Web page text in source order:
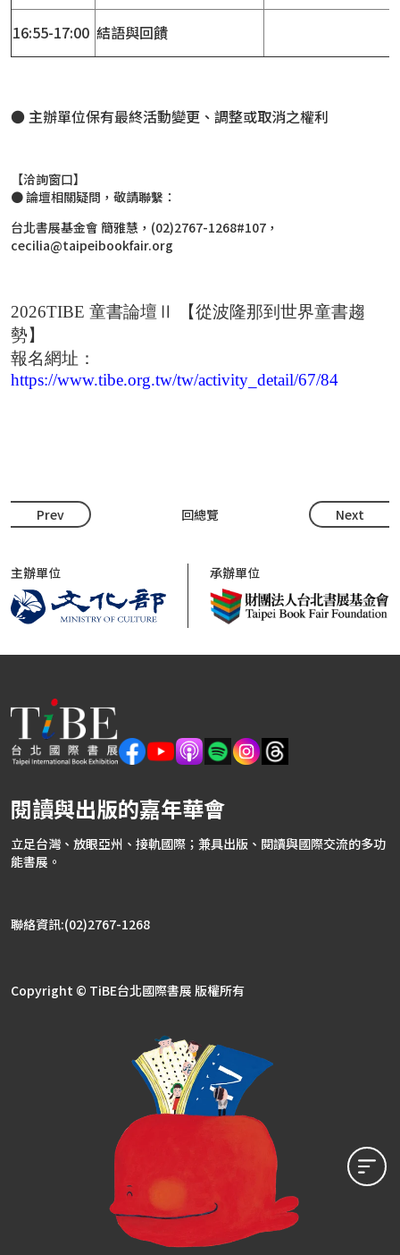
16:55-17:00 結語與回饋
● 主辦單位保有最終活動變更、調整或取消之權利
【洽詢窗口】
● 論壇相關疑問，敬請聯繫：
台北書展基金會 簡雅慧，(02)2767-1268#107，
cecilia@taipeibookfair.org
2026TIBE 童書論壇Ⅱ 【從波隆那到世界童書趨
勢】
報名網址：
https://www.tibe.org.tw/tw/activity_detail/67/84
Prev 回總覽 Next
主辦單位 承辦單位
閱讀與出版的嘉年華會
立足台灣、放眼亞州、接軌國際；兼具出版、閱讀與國際交流的多功
能書展。
聯絡資訊:(02)2767-1268
Copyright © TiBE台北國際書展 版權所有